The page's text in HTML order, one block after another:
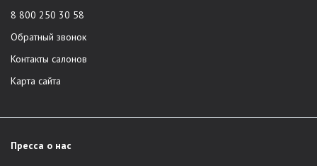
8 800 250 30 58
Обратный звонок
Контакты салонов
Карта сайта
Пресса о нас